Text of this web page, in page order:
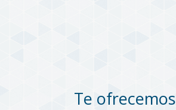
Te ofrecemos